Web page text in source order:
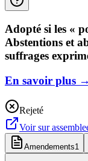
Adopté si les «
Abstentions et
suffrages
En savoir plus →
Rejeté
Voir sur
Amendements1